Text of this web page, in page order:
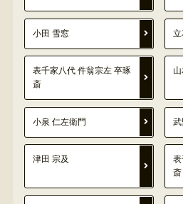
小田 雪窓 立
表千家八代 件翁宗左 卒琢
斎
小泉 仁左衛門 武
津田 宗及
斎